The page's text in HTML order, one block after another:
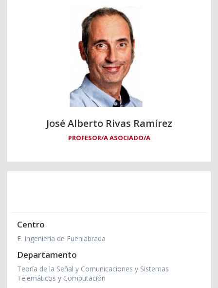
José Alberto Rivas Ramírez
PROFESOR/A ASOCIADO/A
Centro
E. Ingeniería de Fuenlabrada
Departamento
Teoría de la Señal y Comunicaciones y Sistemas
Telemáticos y Computación